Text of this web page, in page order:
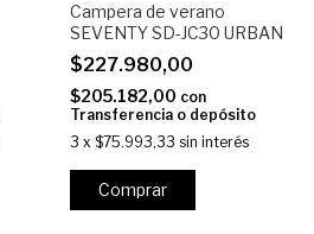
Campera de verano
SEVENTY SD-JC30 URBAN
$227.980,00
$205.182,00 con
Transferencia o depósito
3 x $75.993,33 sin interés
Comprar